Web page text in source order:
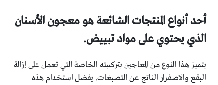
أحد أنواع المنتجات الشائعة هو معجون الأسنان
الذي يحتوي على مواد تبييض.
يتميز هذا النوع من المعاجين بتركيبته الخاصة التي تعمل على إزالة
البقع والاصفرار الناتج عن التصبغات. يفضل استخدام هذه